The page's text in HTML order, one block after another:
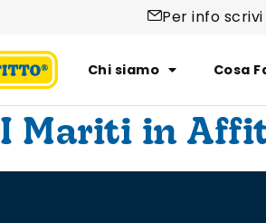
Per info scrivi
Chi siamo Cosa
I Mariti in